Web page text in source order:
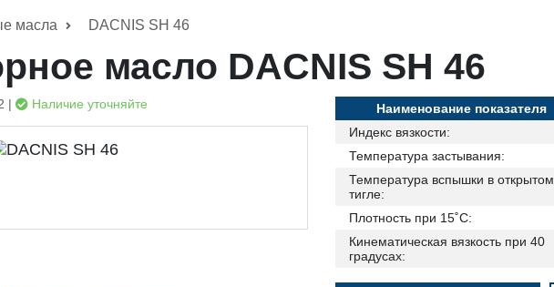
масла DACNIS SH 46
масло DACNIS SH 46
| Наличие уточняйте Наименование показателя
Индекс вязкости:
Температура застывания:
Температура вспышки в открытом
тигле:
Плотность при 15˚С:
Кинематическая вязкость при 40
градусах: